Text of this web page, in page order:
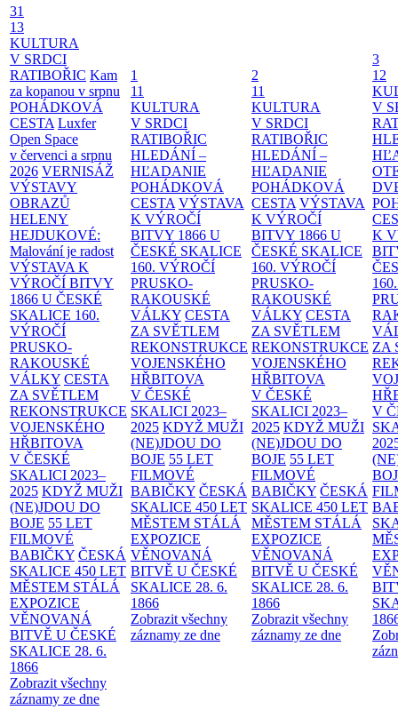
31
13
KULTURA
V SRDCI
RATIBOŘIC Kam
za kopanou v srpnu
POHÁDKOVÁ
CESTA Luxfer
Open Space
v červenci a srpnu
2026 VERNISÁŽ
VÝSTAVY
OBRAZŮ
HELENY
HEJDUKOVÉ:
Malování je radost
VÝSTAVA K
VÝROČÍ BITVY
1866 U ČESKÉ
SKALICE 160.
VÝROČÍ
PRUSKO-
RAKOUSKÉ
VÁLKY CESTA
ZA SVĚTLEM
REKONSTRUKCE
VOJENSKÉHO
HŘBITOVA
V ČESKÉ
SKALICI 2023–
2025 KDYŽ MUŽI
(NE)JDOU DO
BOJE 55 LET
FILMOVÉ
BABIČKY ČESKÁ
SKALICE 450 LET
MĚSTEM STÁLÁ
EXPOZICE
VĚNOVANÁ
BITVĚ U ČESKÉ
SKALICE 28. 6.
1866
Zobrazit všechny
záznamy ze dne
1
11
KULTURA
V SRDCI
RATIBOŘIC
HLEDÁNÍ –
HĽADANIE
POHÁDKOVÁ
CESTA VÝSTAVA
K VÝROČÍ
BITVY 1866 U
ČESKÉ SKALICE
160. VÝROČÍ
PRUSKO-
RAKOUSKÉ
VÁLKY CESTA
ZA SVĚTLEM
REKONSTRUKCE
VOJENSKÉHO
HŘBITOVA
V ČESKÉ
SKALICI 2023–
2025 KDYŽ MUŽI
(NE)JDOU DO
BOJE 55 LET
FILMOVÉ
BABIČKY ČESKÁ
SKALICE 450 LET
MĚSTEM STÁLÁ
EXPOZICE
VĚNOVANÁ
BITVĚ U ČESKÉ
SKALICE 28. 6.
1866
Zobrazit všechny
záznamy ze dne
2
11
KULTURA
V SRDCI
RATIBOŘIC
HLEDÁNÍ –
HĽADANIE
POHÁDKOVÁ
CESTA VÝSTAVA
K VÝROČÍ
BITVY 1866 U
ČESKÉ SKALICE
160. VÝROČÍ
PRUSKO-
RAKOUSKÉ
VÁLKY CESTA
ZA SVĚTLEM
REKONSTRUKCE
VOJENSKÉHO
HŘBITOVA
V ČESKÉ
SKALICI 2023–
2025 KDYŽ MUŽI
(NE)JDOU DO
BOJE 55 LET
FILMOVÉ
BABIČKY ČESKÁ
SKALICE 450 LET
MĚSTEM STÁLÁ
EXPOZICE
VĚNOVANÁ
BITVĚ U ČESKÉ
SKALICE 28. 6.
1866
Zobrazit všechny
záznamy ze dne
3
12
V
K
ZA
V